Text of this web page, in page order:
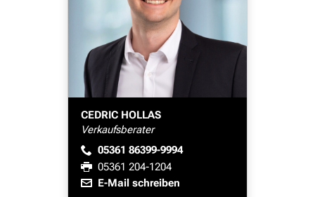
CEDRIC HOLLAS
Verkaufsberater
05361 86399-9994
05361 204-1204
E-Mail schreiben